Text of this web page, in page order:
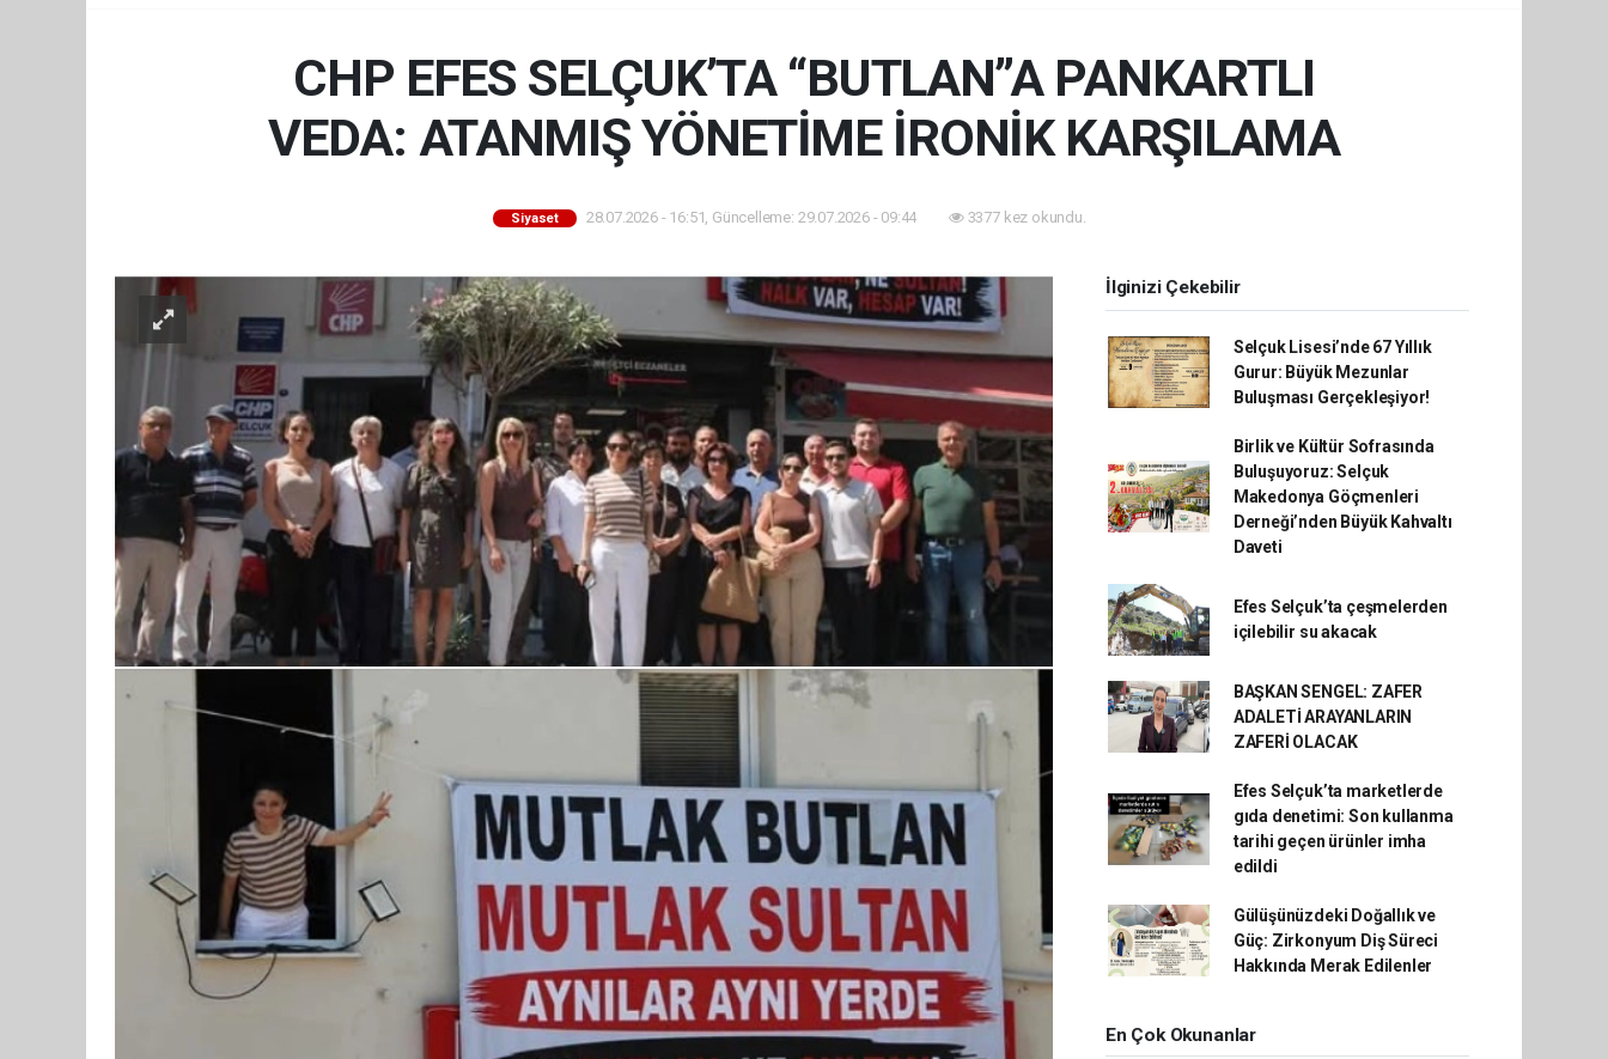
CHP EFES SELÇUK’TA “BUTLAN”A PANKARTLI
VEDA: ATANMIŞ YÖNETİME İRONİK KARŞILAMA
Siyaset 28.07.2026 - 16:51, Güncelleme: 29.07.2026 - 09:44 3377 kez okundu.
İlginizi Çekebilir
Selçuk Lisesi’nde 67 Yıllık
Gurur: Büyük Mezunlar
Buluşması Gerçekleşiyor!
Birlik ve Kültür Sofrasında
Buluşuyoruz: Selçuk
Makedonya Göçmenleri
Derneği’nden Büyük Kahvaltı
Daveti
Efes Selçuk’ta çeşmelerden
içilebilir su akacak
BAŞKAN SENGEL: ZAFER
ADALETİ ARAYANLARIN
ZAFERİ OLACAK
Efes Selçuk’ta marketlerde
gıda denetimi: Son kullanma
tarihi geçen ürünler imha
edildi
Gülüşünüzdeki Doğallık ve
Güç: Zirkonyum Diş Süreci
Hakkında Merak Edilenler
En Çok Okunanlar